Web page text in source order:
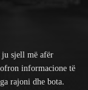
sjell më afër
informacione të
rajoni dhe bota.